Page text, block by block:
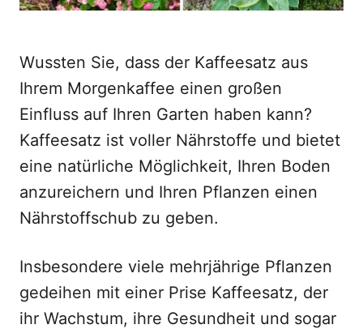
Wussten Sie, dass der Kaffeesatz aus
Ihrem Morgenkaffee einen großen
Einfluss auf Ihren Garten haben kann?
Kaffeesatz ist voller Nährstoffe und bietet
eine natürliche Möglichkeit, Ihren Boden
anzureichern und Ihren Pflanzen einen
Nährstoffschub zu geben.
Insbesondere viele mehrjährige Pflanzen
gedeihen mit einer Prise Kaffeesatz, der
ihr Wachstum, ihre Gesundheit und sogar